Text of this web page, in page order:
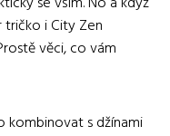
i City Zen
věci, co vám
kombinovat s džínami